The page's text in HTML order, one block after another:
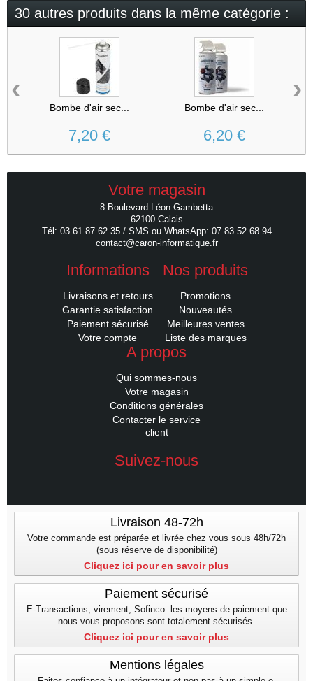
30 autres produits dans la même catégorie :
Bombe d'air sec...
7,20 €
Bombe d'air sec...
6,20 €
‹ ›
Votre magasin
8 Boulevard Léon Gambetta
62100 Calais
Tél: 03 61 87 62 35 / SMS ou WhatsApp: 07 83 52 68 94
contact@caron-informatique.fr
Informations
Livraisons et retours
Garantie satisfaction
Paiement sécurisé
Votre compte
Nos produits
Promotions
Nouveautés
Meilleures ventes
Liste des marques
A propos
Qui sommes-nous
Votre magasin
Conditions générales
Contacter le service
client
Suivez-nous
Livraison 48-72h
Votre commande est préparée et livrée chez vous sous 48h/72h
(sous réserve de disponibilité)
Cliquez ici pour en savoir plus
Paiement sécurisé
E-Transactions, virement, Sofinco: les moyens de paiement que
nous vous proposons sont totalement sécurisés.
Cliquez ici pour en savoir plus
Mentions légales